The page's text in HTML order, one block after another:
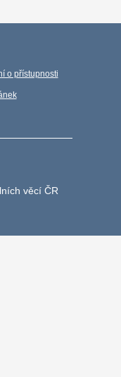
o přístupnosti
věcí ČR